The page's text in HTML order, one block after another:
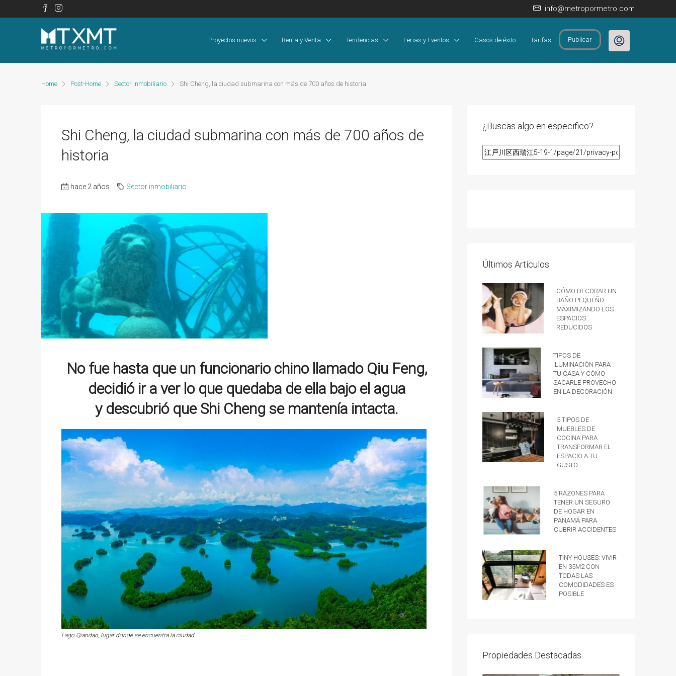
info@metropormetro.com
Proyectos nuevos Renta y Venta Tendencias Ferias y Eventos Casos de éxito Tarifas Publicar
Home Post-Home Sector inmobiliario Shi Cheng, la ciudad submarina con más de 700 años de historia
Shi Cheng, la ciudad submarina con más de 700 años de
historia
hace 2 años Sector inmobiliario
No fue hasta que un funcionario chino llamado Qiu Feng,
decidió ir a ver lo que quedaba de ella bajo el agua
y descubrió que Shi Cheng se mantenía intacta.
Lago Qiandao, lugar donde se encuentra la ciudad.
¿Buscas algo en especifico?
Últimos Artículos
Cómo decorar un
baño pequeño:
Maximizando los
espacios
reducidos
Tipos de
iluminación para
tu casa y cómo
sacarle provecho
en la decoración
5 tipos de
muebles de
cocina para
transformar el
espacio a tu
gusto
5 razones para
tener un Seguro
de hogar en
Panamá para
cubrir accidentes
Tiny Houses: vivir
en 35m2 con
todas las
comodidades es
posible
Propiedades Destacadas